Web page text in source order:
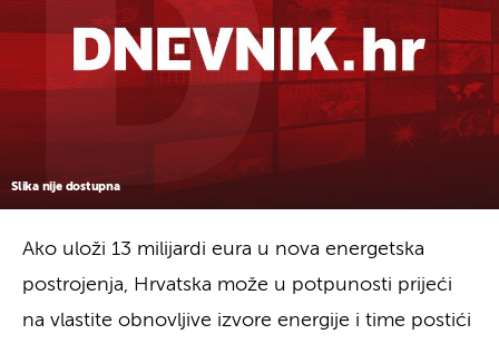
Slika nije dostupna
Ako uloži 13 milijardi eura u nova energetska
postrojenja, Hrvatska može u potpunosti prijeći
na vlastite obnovljive izvore energije i time postići